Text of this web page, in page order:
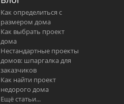
Как определиться с
размером дома
Как выбрать проект
дома
Нестандартные проекты
домов: шпаргалка для
заказчиков
Как найти проект
недорого дома
Ещё статьи...